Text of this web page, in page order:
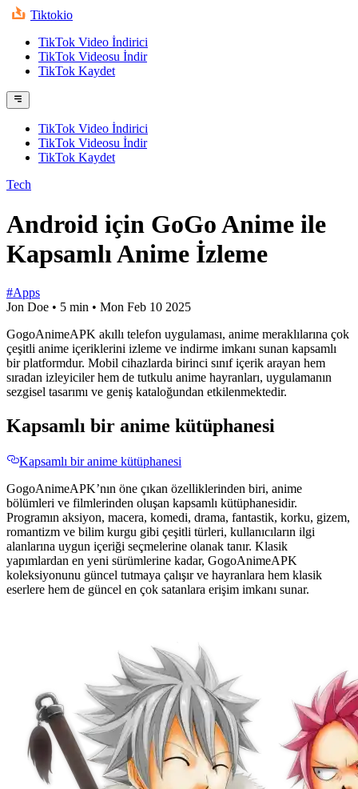
Tiktokio
TikTok Video İndirici
TikTok Videosu İndir
TikTok Kaydet
TikTok Video İndirici
TikTok Videosu İndir
TikTok Kaydet
Tech
Android için GoGo Anime ile
Kapsamlı Anime İzleme
#Apps
Jon Doe • 5 min • Mon Feb 10 2025
GogoAnimeAPK akıllı telefon uygulaması, anime meraklılarına çok
çeşitli anime içeriklerini izleme ve indirme imkanı sunan kapsamlı
bir platformdur. Mobil cihazlarda birinci sınıf içerik arayan hem
sıradan izleyiciler hem de tutkulu anime hayranları, uygulamanın
sezgisel tasarımı ve geniş kataloğundan etkilenmektedir.
Kapsamlı bir anime kütüphanesi
Kapsamlı bir anime kütüphanesi
GogoAnimeAPK’nın öne çıkan özelliklerinden biri, anime
bölümleri ve filmlerinden oluşan kapsamlı kütüphanesidir.
Programın aksiyon, macera, komedi, drama, fantastik, korku, gizem,
romantizm ve bilim kurgu gibi çeşitli türleri, kullanıcıların ilgi
alanlarına uygun içeriği seçmelerine olanak tanır. Klasik
yapımlardan en yeni sürümlerine kadar, GogoAnimeAPK
koleksiyonunu güncel tutmaya çalışır ve hayranlara hem klasik
eserlere hem de güncel en çok satanlara erişim imkanı sunar.